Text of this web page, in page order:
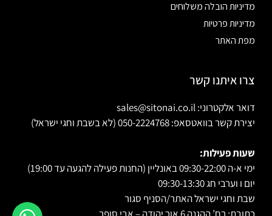
מדיניות הובלה משלוחים
מדיניות פרטיות
מפת האתר
צרו איתנו קשר
דואר אלקטרוני: sales@sitonai.co.il
יצירת קשר בוואטסאפ: 050-2224768 (לא בשבת וחגי ישראל)
שעות פעילות:
ימי א-ה 09:30-22:00 באונליין (החנות פעילה להגעה עד 19:00)
יום ו וערבי חג 09:30-13:30
שבת וחגי ישראל האתר/הסניף סגור